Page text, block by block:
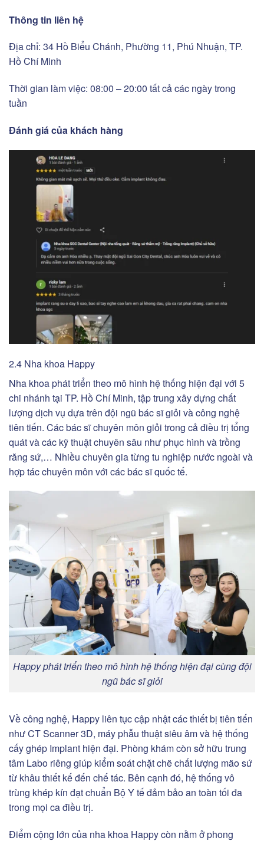
Thông tin liên hệ
Địa chỉ: 34 Hồ Biểu Chánh, Phường 11, Phú Nhuận, TP.
Hồ Chí Minh
Thời gian làm việc: 08:00 – 20:00 tất cả các ngày trong
tuần
Đánh giá của khách hàng
2.4 Nha khoa Happy
Nha khoa phát triển theo mô hình hệ thống hiện đại với 5
chi nhánh tại TP. Hồ Chí Minh, tập trung xây dựng chất
lượng dịch vụ dựa trên đội ngũ bác sĩ giỏi và công nghệ
tiên tiến. Các bác sĩ chuyên môn giỏi trong cả điều trị tổng
quát và các kỹ thuật chuyên sâu như phục hình và trồng
răng sứ,… Nhiều chuyên gia từng tu nghiệp nước ngoài và
hợp tác chuyên môn với các bác sĩ quốc tế.
Happy phát triển theo mô hình hệ thống hiện đại cùng đội
ngũ bác sĩ giỏi
Về công nghệ, Happy liên tục cập nhật các thiết bị tiên tiến
như CT Scanner 3D, máy phẫu thuật siêu âm và hệ thống
cấy ghép Implant hiện đại. Phòng khám còn sở hữu trung
tâm Labo riêng giúp kiểm soát chặt chẽ chất lượng mão sứ
từ khâu thiết kế đến chế tác. Bên cạnh đó, hệ thống vô
trùng khép kín đạt chuẩn Bộ Y tế đảm bảo an toàn tối đa
trong mọi ca điều trị.
Điểm cộng lớn của nha khoa Happy còn nằm ở phong